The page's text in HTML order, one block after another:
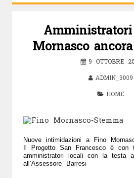
Mornasco
9 OTTOBRE
ADMIN_3009
HOME
Nuove intimidazioni a Fino
Il Progetto San Francesco è con
amministratori locali con la testa
all’Assessore Barresi